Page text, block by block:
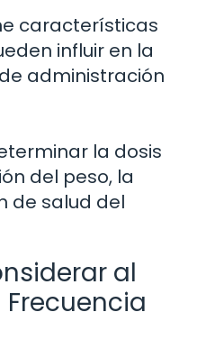
características
influir en la
administración
la dosis
del peso, la
de salud del
al